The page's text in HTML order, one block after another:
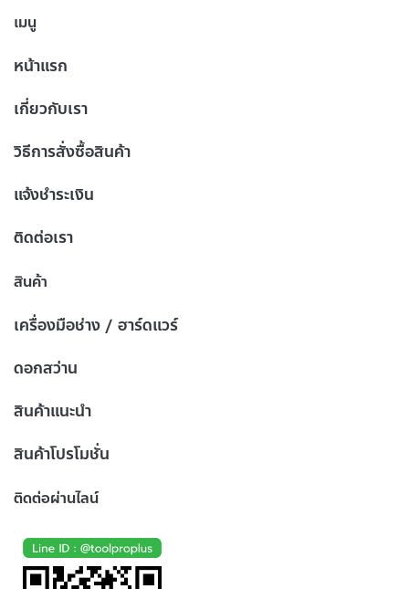
เมนู
หน้าแรก
เกี่ยวกับเรา
วิธีการสั่งซื้อสินค้า
แจ้งชำระเงิน
ติดต่อเรา
สินค้า
เครื่องมือช่าง / ฮาร์ดแวร์
ดอกสว่าน
สินค้าแนะนำ
สินค้าโปรโมชั่น
ติดต่อผ่านไลน์